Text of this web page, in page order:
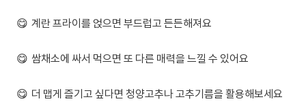
😋 계란 프라이를 얹으면 부드럽고 든든해져요
😋 쌈채소에 싸서 먹으면 또 다른 매력을 느낄 수 있어요
😋 더 맵게 즐기고 싶다면 청양고추나 고추기름을 활용해보세요